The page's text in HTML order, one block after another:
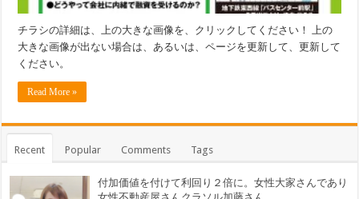
チラシの詳細は、上の大きな画像を、クリックしてください！ 上の
大きな画像が出ない場合は、あるいは、ページを更新して、更新して
ください。
Read More »
Recent Popular Comments Tags
付加価値を付けて利回り２倍に。女性大家さんであり